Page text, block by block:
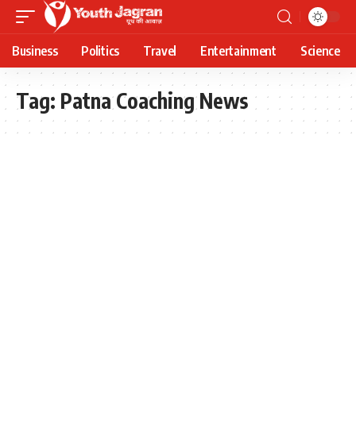
Business Politics Travel Entertainment Science
Tag: Patna Coaching News